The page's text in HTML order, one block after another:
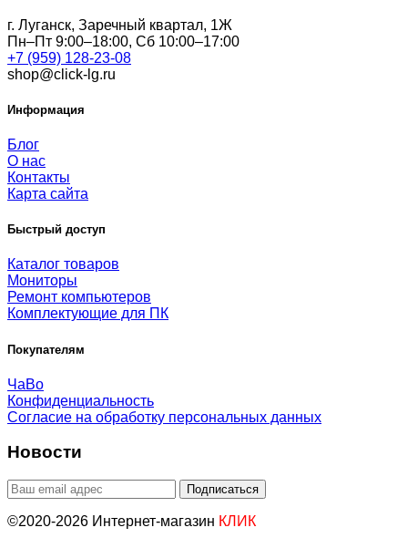
г. Луганск, Заречный квартал, 1Ж
Пн–Пт 9:00–18:00, Сб 10:00–17:00
+7 (959) 128-23-08
shop@click-lg.ru
Информация
Блог
О нас
Контакты
Карта сайта
Быстрый доступ
Каталог товаров
Мониторы
Ремонт компьютеров
Комплектующие для ПК
Покупателям
ЧаВо
Конфиденциальность
Согласие на обработку персональных данных
Новости
©2020-2026 Интернет-магазин КЛИК